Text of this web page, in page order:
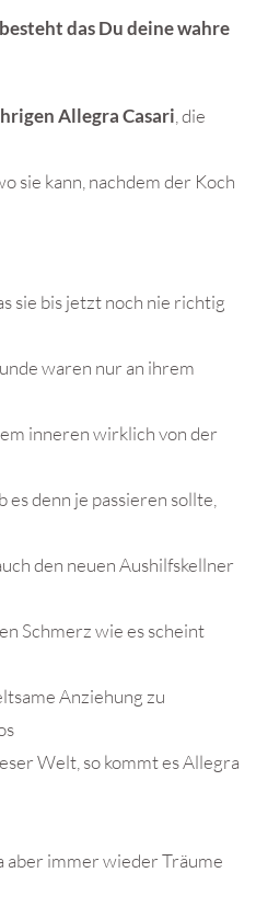
das Du deine wahre
Allegra Casari , die
sie kann, nachdem der Koch
sie bis jetzt noch nie richtig
waren nur an ihrem
inneren wirklich von der
denn je passieren sollte,
den neuen Aushilfskellner
Schmerz wie es scheint
Anziehung zu
Welt, so kommt es Allegra
immer wieder Träume